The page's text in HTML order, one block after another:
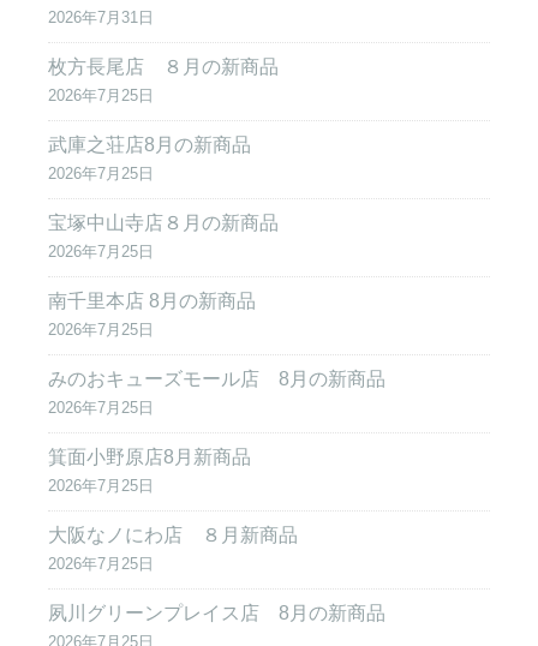
2026年7月31日
枚方長尾店 ８月の新商品
2026年7月25日
武庫之荘店8月の新商品
2026年7月25日
宝塚中山寺店８月の新商品
2026年7月25日
南千里本店 8月の新商品
2026年7月25日
みのおキューズモール店 8月の新商品
2026年7月25日
箕面小野原店8月新商品
2026年7月25日
大阪なノにわ店 ８月新商品
2026年7月25日
夙川グリーンプレイス店 8月の新商品
2026年7月25日